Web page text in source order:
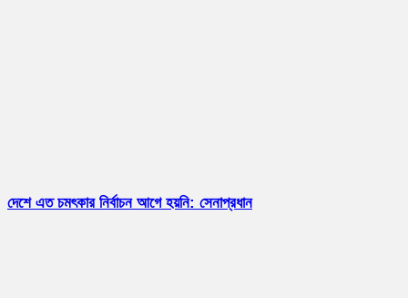
দেশে এত চমৎকার নির্বাচন আগে হয়নি: সেনাপ্রধান